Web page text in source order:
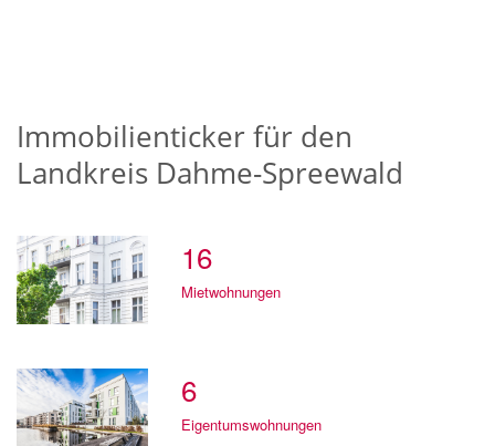
Immobilienticker für den
Landkreis Dahme-Spreewald
16
Mietwohnungen
6
Eigentumswohnungen